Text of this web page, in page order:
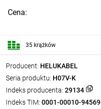
Producent: HELUKABEL
Seria produktu: H07V-K
Indeks producenta: 29134
Indeks TIM: 0001-00010-94569
Cena:
35 krążków